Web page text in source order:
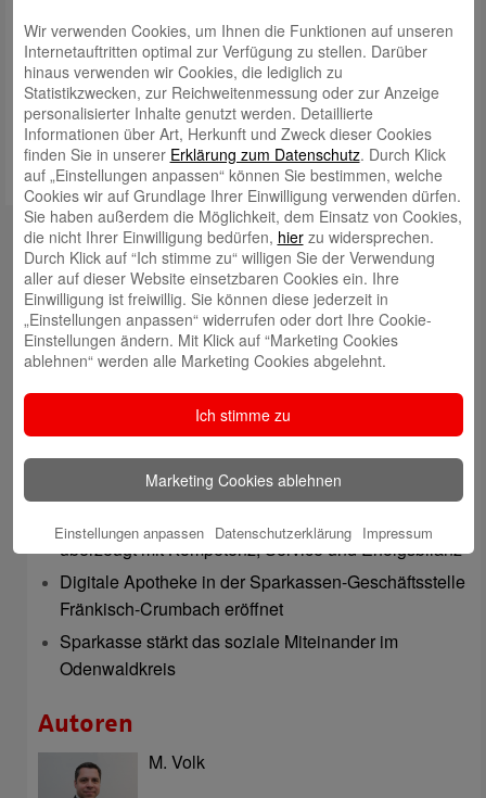
kompetent bei den Kaufformalitäten.“
Bildunterschrift: Familie Ader mit Immobilienmakler Marcel Carnier
(links) und
Finanzierungsberater Rolf Berg (Mitte) beim gemeinsamen Kaffee.
Kontakt
mail@sparkasse-odenwaldkreis.de
Telefon: 06062 500
Auch per WhatsApp erreichbar!
Neueste Beiträge
Sparkassen Kino Open-Air-Sommer 2026 startet
Öffnungszeiten der Sparkasse zum Wiesenmarkt
Herausragende Vertriebsleistung in Jahr 2025: Team
des ImmobilienCenter der Sparkasse Odenwaldkreis
überzeugt mit Kompetenz, Service und Erfolgsbilanz
Digitale Apotheke in der Sparkassen-Geschäftsstelle
Fränkisch-Crumbach eröffnet
Sparkasse stärkt das soziale Miteinander im
Odenwaldkreis
Autoren
M. Volk
Wir verwenden Cookies, um Ihnen die Funktionen auf unseren
Internetauftritten optimal zur Verfügung zu stellen. Darüber
hinaus verwenden wir Cookies, die lediglich zu
Statistikzwecken, zur Reichweitenmessung oder zur Anzeige
personalisierter Inhalte genutzt werden. Detaillierte
Informationen über Art, Herkunft und Zweck dieser Cookies
finden Sie in unserer Erklärung zum Datenschutz. Durch Klick
auf „Einstellungen anpassen“ können Sie bestimmen, welche
Cookies wir auf Grundlage Ihrer Einwilligung verwenden dürfen.
Sie haben außerdem die Möglichkeit, dem Einsatz von Cookies,
die nicht Ihrer Einwilligung bedürfen, hierzu widersprechen.
Durch Klick auf “Ich stimme zu“ willigen Sie der Verwendung
aller auf dieser Website einsetzbaren Cookies ein. Ihre
Einwilligung ist freiwillig. Sie können diese jederzeit in
„Einstellungen anpassen“ widerrufen oder dort Ihre Cookie-
Einstellungen ändern. Mit Klick auf “Marketing Cookies
ablehnen“ werden alle Marketing Cookies abgelehnt.
Ich stimme zu
Marketing Cookies ablehnen
Einstellungen anpassen Datenschutzerklärung Impressum